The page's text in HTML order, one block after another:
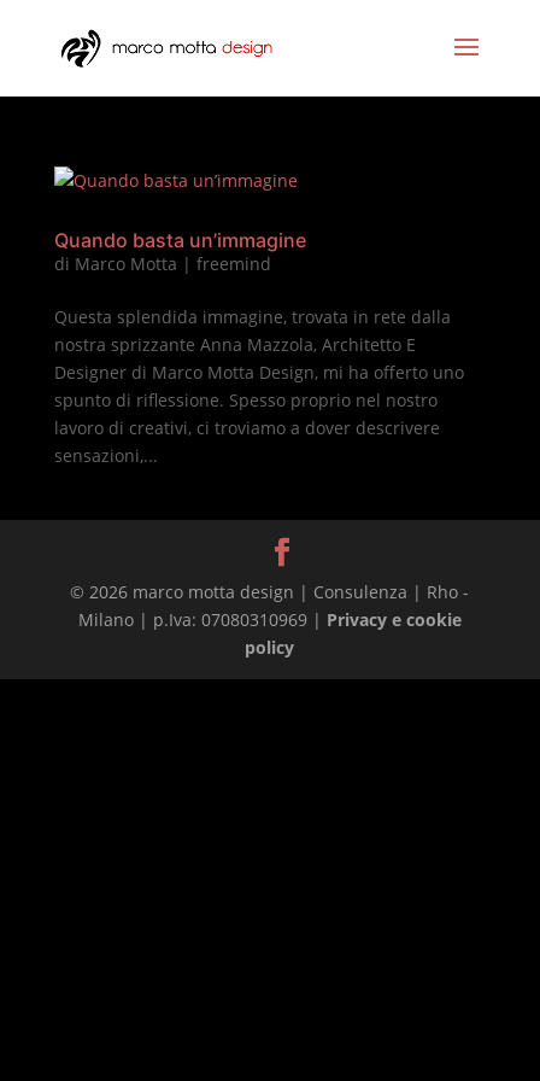
Quando basta un’immagine
di Marco Motta | freemind
Questa splendida immagine, trovata in rete dalla
nostra sprizzante Anna Mazzola, Architetto E
Designer di Marco Motta Design, mi ha offerto uno
spunto di riflessione. Spesso proprio nel nostro
lavoro di creativi, ci troviamo a dover descrivere
sensazioni,...
© 2026 marco motta design | Consulenza | Rho -
Milano | p.Iva: 07080310969 | Privacy e cookie
policy